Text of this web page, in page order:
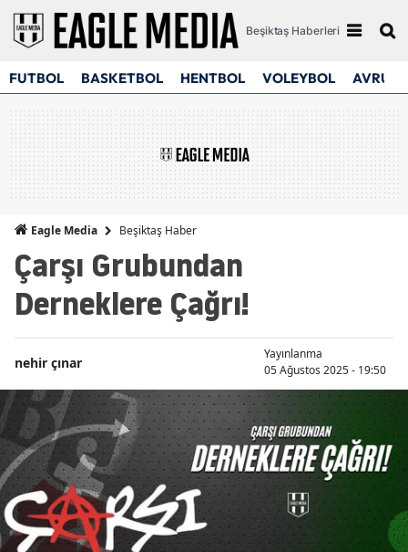
Beşiktaş Haberleri
FUTBOL BASKETBOL HENTBOL VOLEYBOL
Eagle Media Beşiktaş Haber
Çarşı Grubundan
Derneklere Çağrı!
nehir çınar
Yayınlanma
05 Ağustos 2025 - 19:50